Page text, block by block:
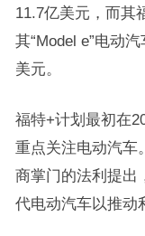
11.7亿美元，而其
其“Model e”电动
美元。
福特+计划最初在
重点关注电动汽车
商掌门的法利提出
代电动汽车以推动